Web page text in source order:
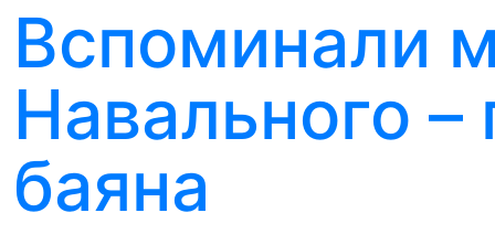
Вспоминали
Навального
баяна